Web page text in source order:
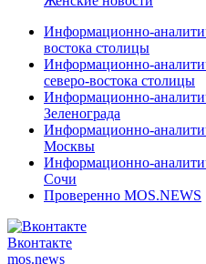
Информационно-
востока столицы
Информационно-
северо-востока столицы
Информационно-
Зеленограда
Информационно-
Москвы
Информационно-
Сочи
Проверенно MOS.NEWS
Вконтакте
mos.news